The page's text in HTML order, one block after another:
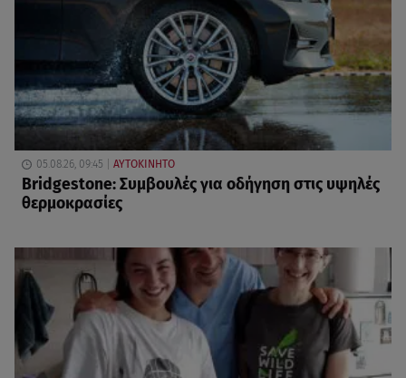
05.08.26, 09:45 ΑΥΤΟΚΙΝΗΤΟ
Bridgestone: Συμβουλές για οδήγηση στις υψηλές
θερμοκρασίες